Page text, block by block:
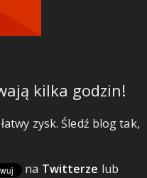
kilka godzin!
zysk. Śledź blog tak,
na Twitterze lub